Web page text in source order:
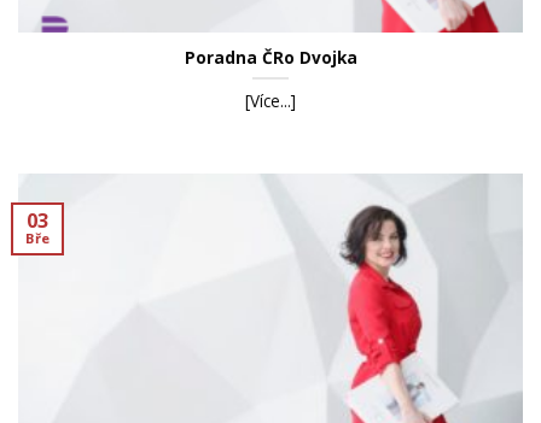
Poradna ČRo Dvojka
[Více...]
03
Bře